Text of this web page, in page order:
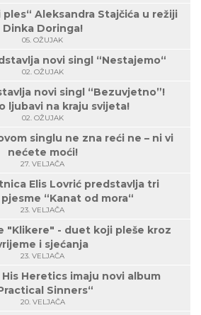
Aleksandra Stajčića u režiji
Dinka Doringa!
05. OŽUJAK
novi singl “Nestajemo“
02. OŽUJAK
novi singl “Bezuvjetno”!
ljubavi na kraju svijeta!
02. OŽUJAK
singlu ne zna reći ne – ni vi
nećete moći!
27. VELJAČA
Elis Lovrić predstavlja tri
“Kanat od mora“
23. VELJAČA
"Klikere" - duet koji pleše kroz
i sjećanja
23. VELJAČA
Heretics imaju novi album
Sinners“
20. VELJAČA